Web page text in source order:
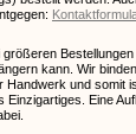
kann. Wir
Handwerk und somit
Einzigartiges. Eine